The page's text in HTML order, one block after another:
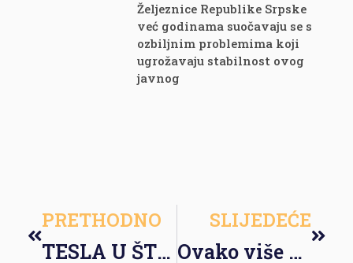
Željeznice Republike Srpske
već godinama suočavaju se s
ozbiljnim problemima koji
ugrožavaju stabilnost ovog
javnog
PRETHODNO
TESLA U ŠTRAJKU – Vijest koja obilazi svijet i koja je doprla u žižu javnosti je štrajk švedskih radnika u fabrikama i odjeljenjima firme Tesla čiji je vlasnik Elion Musk.
SLIJEDEĆE
Ovako više ne može – Prosvjetni radnici HNK/Ž najavili štrajk upozorenja nezadovoljni što neće biti povećanja plata naredne godine